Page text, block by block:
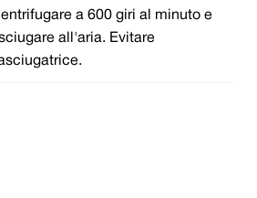
a 600 giri al minuto e
all'aria. Evitare